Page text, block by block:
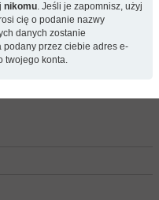
nikomu. Jeśli je zapomnisz, użyj
cię o podanie nazwy
danych zostanie
podany przez ciebie adres e-
twojego konta.